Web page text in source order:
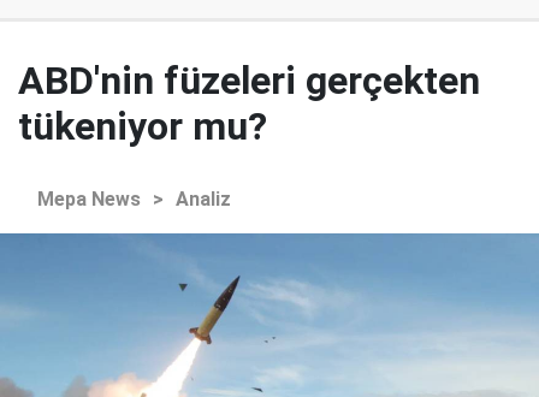
ABD'nin füzeleri gerçekten
tükeniyor mu?
Mepa News > Analiz